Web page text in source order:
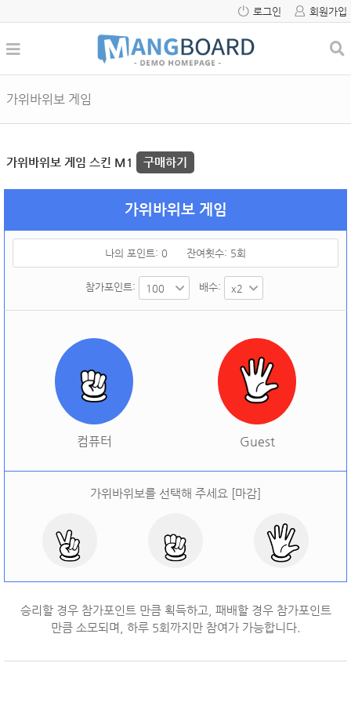
로그인 회원가입
가위바위보 게임
가위바위보 게임 스킨 M1 구매하기
가위바위보 게임
나의 포인트: 0 잔여횟수: 5회
참가포인트: 배수:
컴퓨터 Guest
가위바위보를 선택해 주세요 [마감]
오늘 승률: 오늘 결과: ]
승리할 경우 참가포인트 만큼 획득하고, 패배할 경우 참가포인트
만큼 소모되며, 하루 5회까지만 참여가 가능합니다.